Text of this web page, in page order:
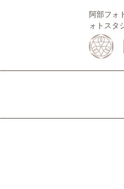
阿部フォ
ォトスタ